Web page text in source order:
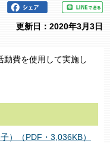
更新日：2020年3月3日
動費を使用して実施し
）（PDF・3,036KB）